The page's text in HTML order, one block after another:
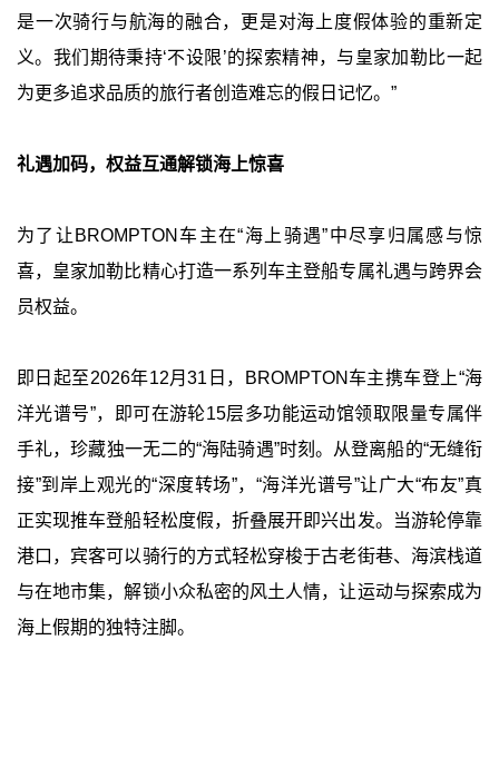
是一次骑行与航海的融合，更是对海上度假体验的重新定
义。我们期待秉持‘不设限’的探索精神，与皇家加勒比一起
为更多追求品质的旅行者创造难忘的假日记忆。”
礼遇加码，权益互通解锁海上惊喜
为了让BROMPTON车主在“海上骑遇”中尽享归属感与惊
喜，皇家加勒比精心打造一系列车主登船专属礼遇与跨界会
员权益。
即日起至2026年12月31日，BROMPTON车主携车登上“海
洋光谱号”，即可在游轮15层多功能运动馆领取限量专属伴
手礼，珍藏独一无二的“海陆骑遇”时刻。从登离船的“无缝衔
接”到岸上观光的“深度转场”，“海洋光谱号”让广大“布友”真
正实现推车登船轻松度假，折叠展开即兴出发。当游轮停靠
港口，宾客可以骑行的方式轻松穿梭于古老街巷、海滨栈道
与在地市集，解锁小众私密的风土人情，让运动与探索成为
海上假期的独特注脚。